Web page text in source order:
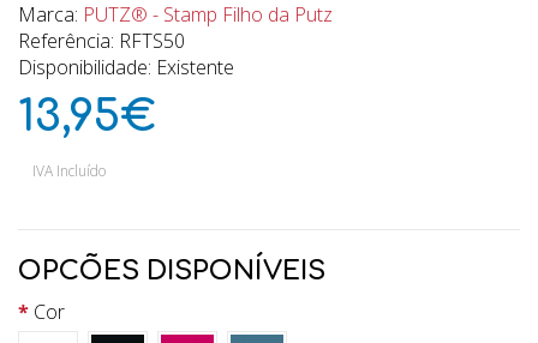
Marca: PUTZ® - Stamp Filho da Putz
Referência: RFTS50
Disponibilidade: Existente
13,95€
IVA Incluído
OPCÕES DISPONÍVEIS
Cor